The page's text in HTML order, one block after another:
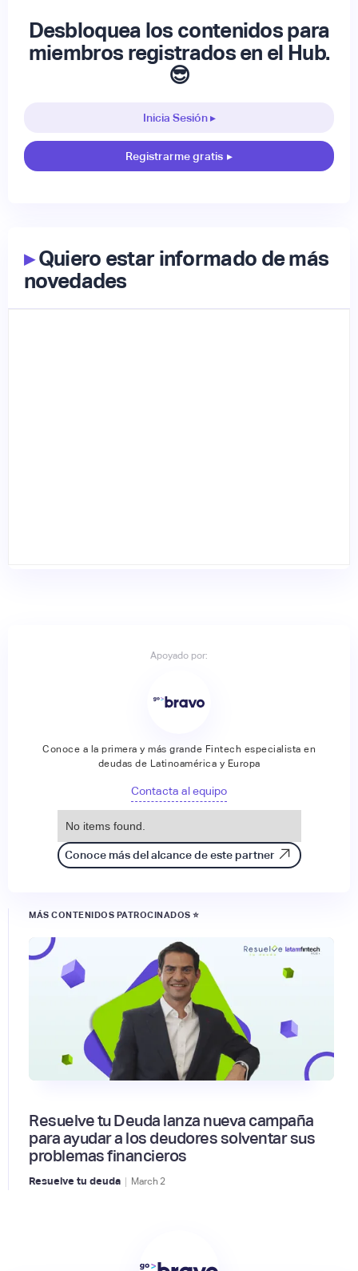
Desbloquea los contenidos para
miembros registrados en el Hub.
😎
Inicia Sesión ▸
Registrarme gratis ▸
▸Quiero estar informado de más
novedades
Apoyado por:
Conoce a la primera y más grande Fintech especialista en
deudas de Latinoamérica y Europa
Contacta al equipo
No items found.
Conoce más del alcance de este partner
MÁS CONTENIDOS PATROCINADOS ⭐
Resuelve tu Deuda lanza nueva campaña
para ayudar a los deudores solventar sus
problemas financieros
Resuelve tu deuda | March 2